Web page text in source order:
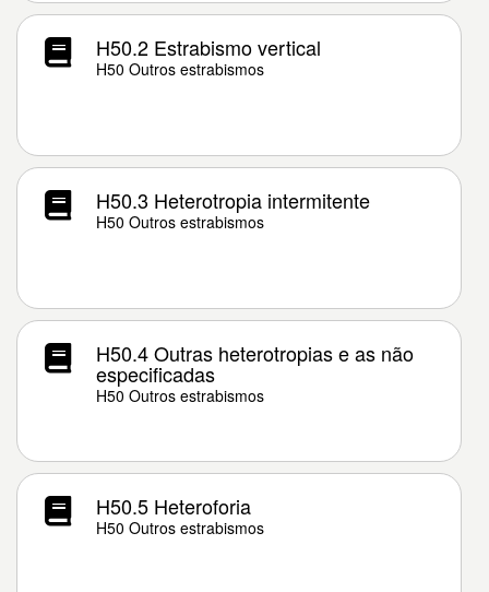
H50.2 Estrabismo vertical
H50 Outros estrabismos
H50.3 Heterotropia intermitente
H50 Outros estrabismos
H50.4 Outras heterotropias e as não
especificadas
H50 Outros estrabismos
H50.5 Heteroforia
H50 Outros estrabismos